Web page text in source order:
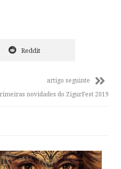
Reddit
artigo seguinte
novidades do ZigurFest 2019